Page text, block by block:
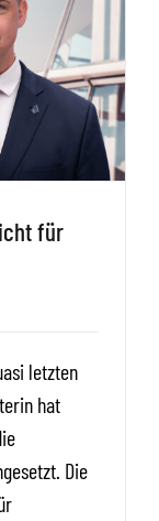
für
letzten
hat
Die